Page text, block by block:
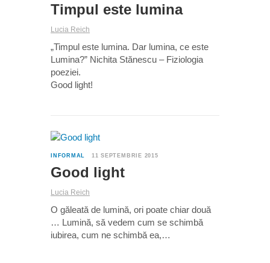
Timpul este lumina
Lucia Reich
„Timpul este lumina. Dar lumina, ce este
Lumina?” Nichita Stănescu – Fiziologia
poeziei.
Good light!
INFORMAL 11 SEPTEMBRIE 2015
Good light
Lucia Reich
O găleată de lumină, ori poate chiar două
… Lumină, să vedem cum se schimbă
iubirea, cum ne schimbă ea,…